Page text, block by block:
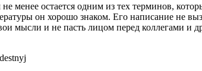
менее остается одним из тех терминов,
он хорошо знаком. Его написание не
и не пасть лицом перед коллегами и